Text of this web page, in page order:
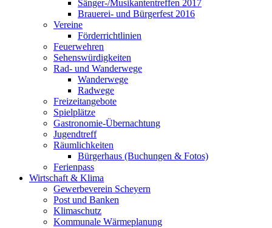
Sänger-/Musikantentreffen 2017
Brauerei- und Bürgerfest 2016
Vereine
Förderrichtlinien
Feuerwehren
Sehenswürdigkeiten
Rad- und Wanderwege
Wanderwege
Radwege
Freizeitangebote
Spielplätze
Gastronomie-Übernachtung
Jugendtreff
Räumlichkeiten
Bürgerhaus (Buchungen & Fotos)
Ferienpass
Wirtschaft & Klima
Gewerbeverein Scheyern
Post und Banken
Klimaschutz
Kommunale Wärmeplanung